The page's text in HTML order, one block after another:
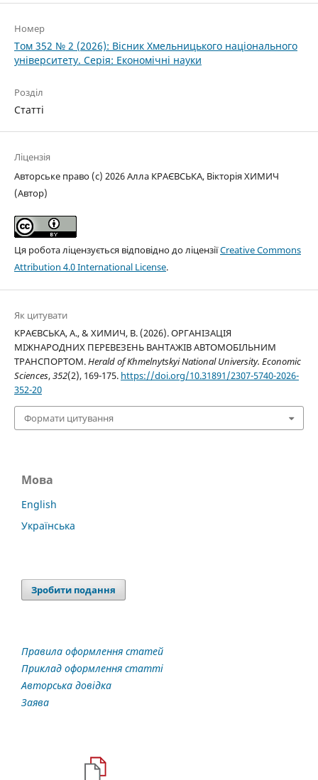
Номер
Том 352 № 2 (2026): Вісник Хмельницького національного
університету. Серія: Економічні науки
Розділ
Статті
Ліцензія
Авторське право (c) 2026 Алла КРАЄВСЬКА, Вікторія ХИМИЧ
(Автор)
Ця робота ліцензується відповідно до ліцензіїCreative Commons
Attribution 4.0 International License.
Як цитувати
КРАЄВСЬКА, А., & ХИМИЧ, В. (2026). ОРГАНІЗАЦІЯ
МІЖНАРОДНИХ ПЕРЕВЕЗЕНЬ ВАНТАЖІВ АВТОМОБІЛЬНИМ
ТРАНСПОРТОМ.Herald of Khmelnytskyi National University. Economic
Sciences,352(2), 169-175. https://doi.org/10.31891/2307-5740-2026-
352-20
Формати цитування
Мова
English
Українська
Зробити подання
Правила оформлення статей
Приклад оформлення статті
Авторська довідка
Заява